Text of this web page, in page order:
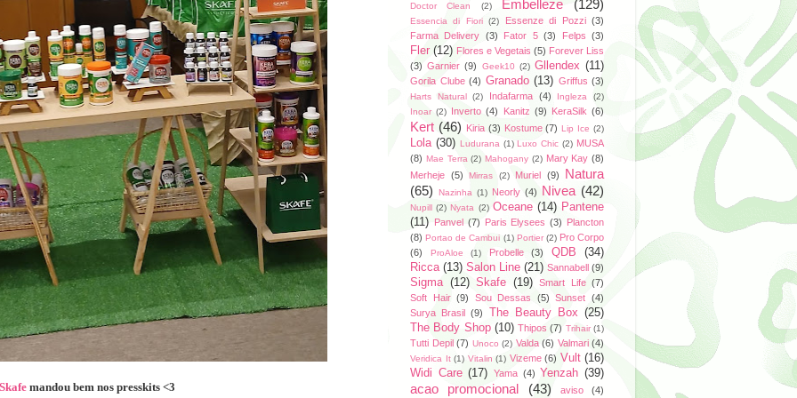
Skafe mandou bem nos presskits <3
Doctor Clean (2) Embelleze (129)
Essencia di Fiori (2) Essenze di Pozzi (3)
Farma Delivery (3) Fator 5 (3) Felps (3)
Fler (12) Flores e Vegetais (5) Forever Liss
(3) Garnier (9) Geek10 (2) Gllendex (11)
Gorila Clube (4) Granado (13) Griffus (3)
Harts Natural (2) Indafarma (4) Ingleza
(2)
Inoar (2) Inverto (4) Kanitz (9) KeraSilk (6)
Kert (46) Kiria (3) Kostume (7) Lip Ice (2)
Lola (30) Ludurana (1) Luxo Chic (2) MUSA
(8) Mae Terra (2) Mahogany (2) Mary Kay (8)
Merheje (5) Mirras (2) Muriel (9)
Natura
(65)
Nazinha (1) Neorly (4) Nivea (42)
Nupill (2) Nyata (2) Oceane (14) Pantene
(11) Panvel (7) Paris Elysees (3) Plancton
(8) Portao de Cambui (1) Portier (2) Pro Corpo
(6)
ProAloe (1) Probelle (3) QDB
(34)
Ricca (13) Salon Line (21) Sannabell (9)
Sigma (12) Skafe (19) Smart Life (7)
Soft Hair (9) Sou Dessas (5) Sunset (4)
Surya Brasil (9) The Beauty Box (25)
The Body Shop (10) Thipos (7) Trihair (1)
Tutti Depil (7) Unoco (2) Valda (6) Valmari (4)
Veridica It (1) Vitalin (1) Vizeme (6) Vult (16)
Widi Care (17) Yama (4) Yenzah (39)
acao promocional (43) aviso (4)